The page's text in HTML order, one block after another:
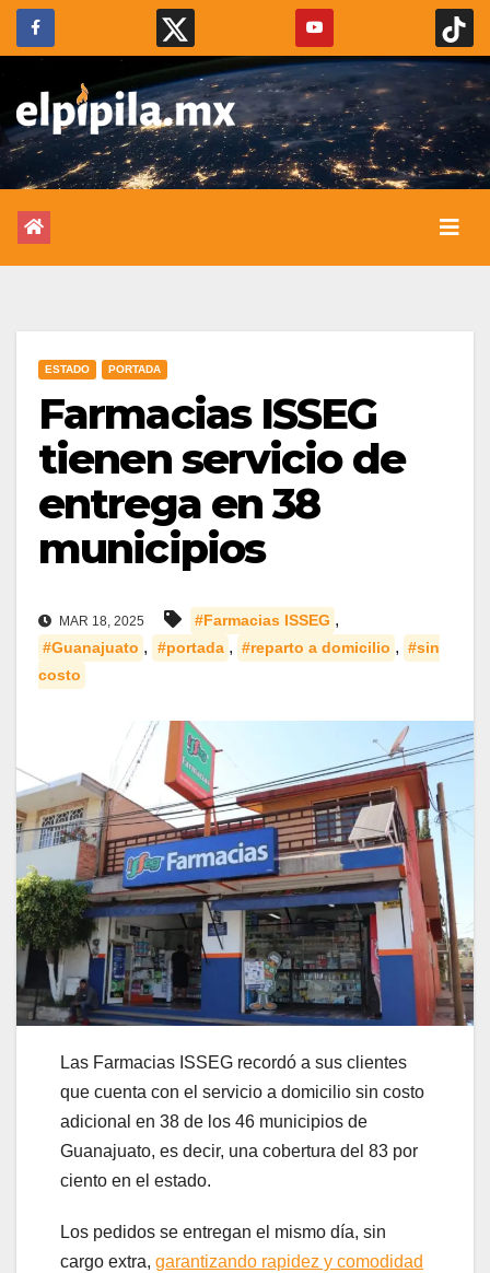
ESTADO PORTADA
Farmacias ISSEG
tienen servicio de
entrega en 38
municipios
MAR 18, 2025 #Farmacias ISSEG ,
#Guanajuato , #portada , #reparto a domicilio , #sin
costo
Las Farmacias ISSEG recordó a sus clientes
que cuenta con el servicio a domicilio sin costo
adicional en 38 de los 46 municipios de
Guanajuato, es decir, una cobertura del 83 por
ciento en el estado.
Los pedidos se entregan el mismo día, sin
cargo extra, garantizando rapidez y comodidad